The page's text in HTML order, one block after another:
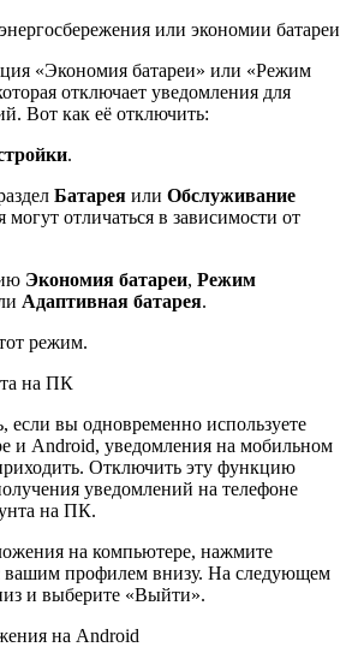
или экономии батареи
«Экономия батареи» или «Режим
отключает уведомления для
Вот как её отключить:
.
Батарея или Обслуживание
могут отличаться в зависимости от
Экономия батареи, Режим
Адаптивная батарея.
режим.
на ПК
если вы одновременно используете
и Android, уведомления на мобильном
Отключить эту функцию
уведомлений на телефоне
на ПК.
на компьютере, нажмите
вашим профилем внизу. На следующем
и выберите «Выйти».
на Android